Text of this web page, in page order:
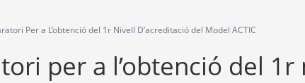
Per a L’obtenció del 1r Nivell D’acreditació del Model ACTIC
per a l’obtenció del 1r